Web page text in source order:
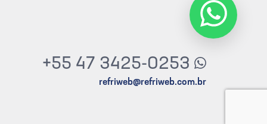
+55 47 3425-0253
refriweb@refriweb.com.br